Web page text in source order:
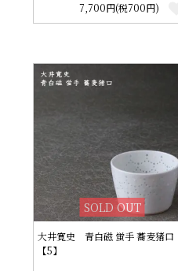
7,700円(税700円)
SOLD OUT
大井寛史 青白磁 蛍手 蕎麦猪口
【5】